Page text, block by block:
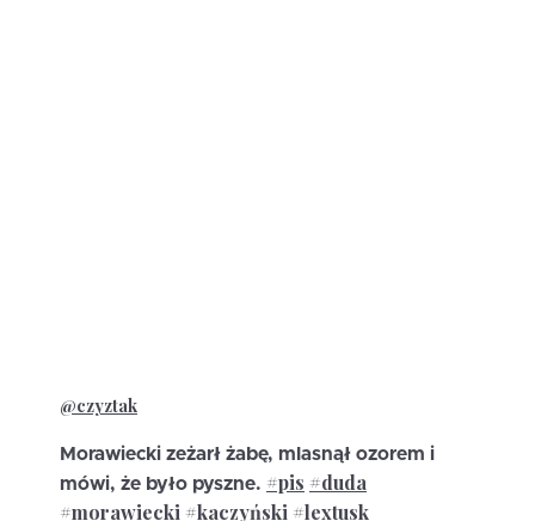
@czyztak
Morawiecki zeżarł żabę, mlasnął ozorem i
mówi, że było pyszne. #pis #duda
#morawiecki #kaczyński #lextusk